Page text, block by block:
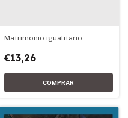
Matrimonio igualitario
€13,26